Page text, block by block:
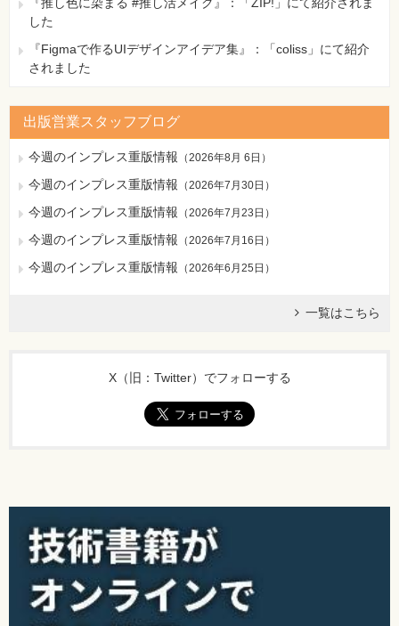
Q124 「値が重複している」と表示されてレコードを保存で
Q125 「値を入力してください」と表示されてレコードを保
存できない
い
Q127 「Null値を使用できない」と表示されてレコードを保
存できない
Q128 リレーションシップが原因でレコードを保存できない
Q129 次のレコードに移動できない
Q130 データを編集できない
Q131 次のフィールドに移動できない
Q132 Excelのように［Enter］キーで真下のフィールドに移
動したい
Q135 レコードに「#Deleted」が表示されてしまう
Q137 オートナンバー型が連番にならない
Q139 オートナンバー型の数値を「1001」から始めたい
Q140 既存のレコードに似ているデータを入力したい
Q144 特定のフィールドにすべて同じデータを入力したい
Q146 日付データを簡単に入力したい
Q147 日付/時刻型のフィールドに日付選択カレンダーが表示
されない
Q148 ハイパーリンク型のフィールドにデータを入力したい
Q149 ハイパーリンク型のデータを編集したい
『推し色に染まる #推し活メイク』：「ZIP!」にて紹介されま
した
『Figmaで作るUIデザインアイデア集』：「coliss」にて紹介
されました
出版営業スタッフブログ
今週のインプレス重版情報 （2026年8月 6日 ）
今週のインプレス重版情報 （2026年7月30日 ）
今週のインプレス重版情報 （2026年7月23日 ）
今週のインプレス重版情報 （2026年7月16日 ）
今週のインプレス重版情報 （2026年6月25日 ）
一覧はこちら
X（旧：Twitter）でフォローする